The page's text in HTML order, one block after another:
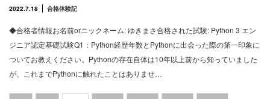
2022.7.18 合格体験記
◆合格者情報お名前orニックネーム: ゆきまさ合格された試験: Python 3 エン
ジニア認定基礎試験Q1：Python経歴年数とPythonに出会った際の第一印象に
ついてお教えください。Pythonの存在自体は10年以上前から知っていました
が、これまでPythonに触れたことはありませ…